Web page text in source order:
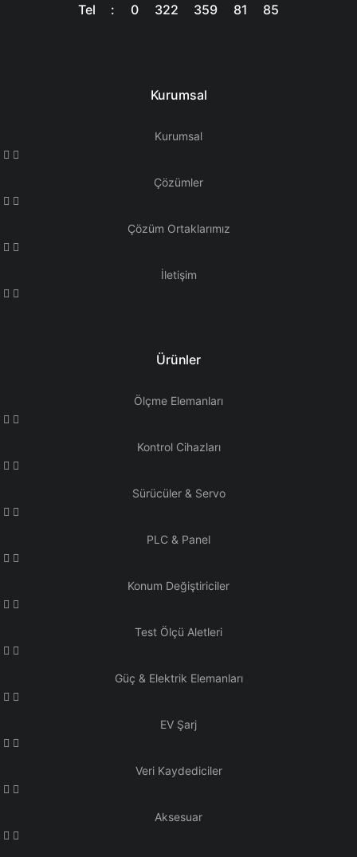
Tel : 0 322 359 81 85
Kurumsal
Kurumsal
Çözümler
Çözüm Ortaklarımız
İletişim
Ürünler
Ölçme Elemanları
Kontrol Cihazları
Sürücüler & Servo
PLC & Panel
Konum Değiştiriciler
Test Ölçü Aletleri
Güç & Elektrik Elemanları
EV Şarj
Veri Kaydediciler
Aksesuar